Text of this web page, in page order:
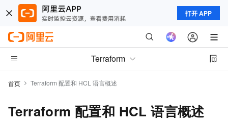
打开 APP
Terraform
首页 Terraform 配置和 HCL 语言概述
Terraform 配置和 HCL 语言概述